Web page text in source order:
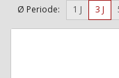
Ø Periode:
1 J 3 J